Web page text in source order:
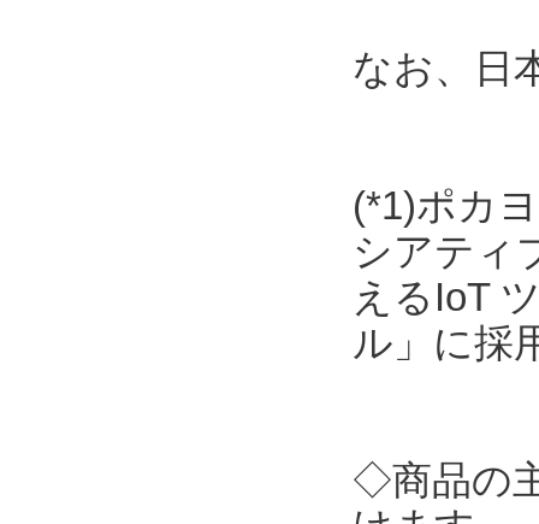
なお、日
(*1)ポカ
シアティ
えるIoT
ル」に採
◇商品の